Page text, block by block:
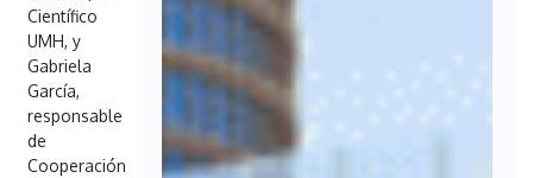
Científico
UMH, y
Gabriela
García,
responsable
de
Cooperación